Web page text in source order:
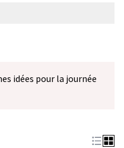
idées pour la journée